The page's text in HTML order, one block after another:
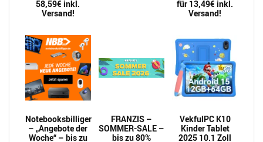
58,59€ inkl.
Versand!
für 13,49€ inkl.
Versand!
Notebooksbilliger
– „Angebote der
Woche“ – bis zu
FRANZIS –
SOMMER-SALE –
bis zu 80%
VekfulPC K10
Kinder Tablet
2025 10.1 Zoll